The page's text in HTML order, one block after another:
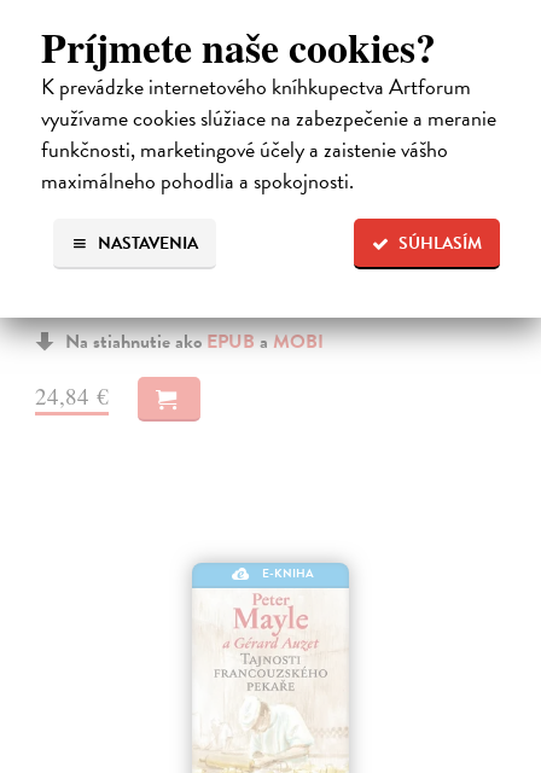
Príjmete naše cookies?
K prevádzke internetového kníhkupectva Artforum
využívame cookies slúžiace na zabezpečenie a meranie
funkčnosti, marketingové účely a zaistenie vášho
maximálneho pohodlia a spokojnosti.
SÚHLASÍM
NASTAVENIA
Město a jeho nejisté zdi
Město a jeho nejisté zdi – dlouho očekávaný román Harukiho
Murakamiho volně navazuje na autorovu starší novelu z roku 1980 a
boiled Wonderland.…
Na stiahnutie akoEPUBaMOBI
24,84 €
E-KNIHA